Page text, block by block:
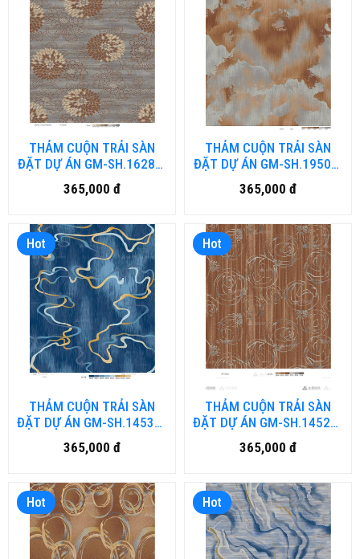
THẢM CUỘN TRẢI SÀN
ĐẶT DỰ ÁN GM-SH.1628B-
HN (đặt hàng từ 40-50
ngày)
365,000 đ
THẢM CUỘN TRẢI SÀN
ĐẶT DỰ ÁN GM-SH.19509-
HN (đặt hàng từ 40-50
ngày)
365,000 đ
Hot
THẢM CUỘN TRẢI SÀN
ĐẶT DỰ ÁN GM-SH.1453A-
HN (đặt hàng từ 40-50
ngày)
365,000 đ
Hot
THẢM CUỘN TRẢI SÀN
ĐẶT DỰ ÁN GM-SH.1452D-
HN (đặt hàng từ 40-50
ngày)
365,000 đ
Hot Hot